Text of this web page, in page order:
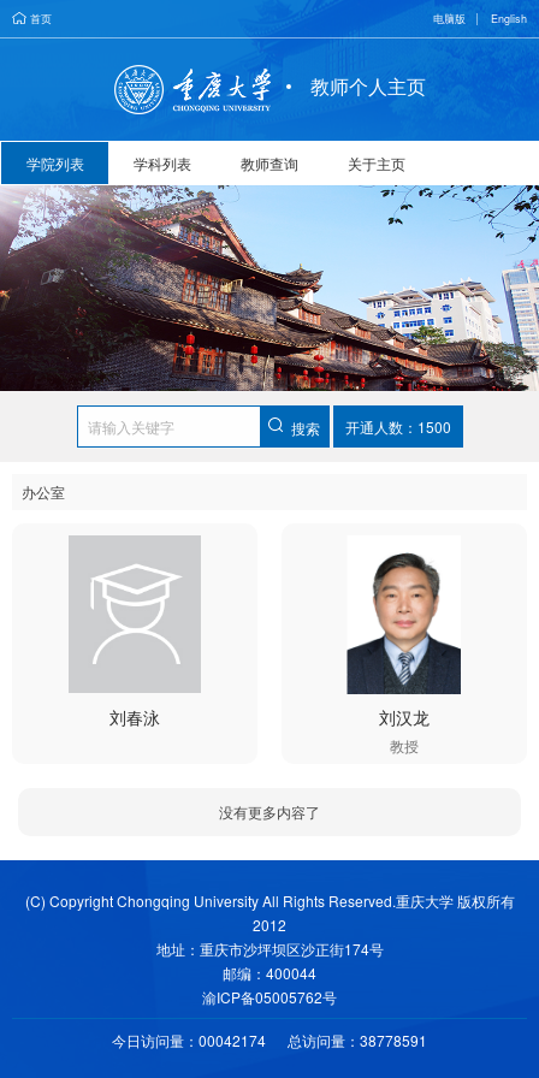
首页 电脑版 English
教师个人主页
学院列表 学科列表 教师查询 关于主页
搜索 开通人数：1500
办公室
刘春泳 刘汉龙
教授
没有更多内容了
(C) Copyright Chongqing University All Rights Reserved.重庆大学 版权所有
2012
地址：重庆市沙坪坝区沙正街174号
邮编：400044
渝ICP备05005762号
今日访问量： 00042174 总访问量： 38778591